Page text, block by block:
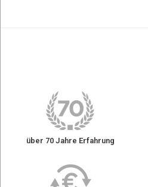
über 70 Jahre Erfahrung